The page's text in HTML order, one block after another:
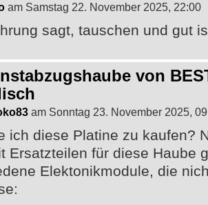
am Samstag 22. November 2025, 22:00
sagt, tauschen und gut
von
am Sonntag 23. November 2025,
ich diese Platine zu kaufen?
Ersatzteilen für diese Haube
Elektonikmodule, die